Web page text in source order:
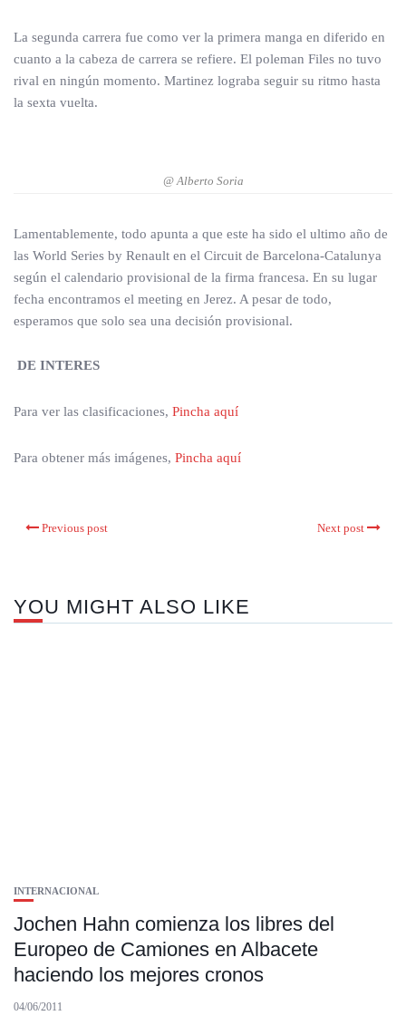
La segunda carrera fue como ver la primera manga en diferido en
cuanto a la cabeza de carrera se refiere. El poleman Files no tuvo
rival en ningún momento. Martinez lograba seguir su ritmo hasta
la sexta vuelta.
@ Alberto Soria
Lamentablemente, todo apunta a que este ha sido el ultimo año de
las World Series by Renault en el Circuit de Barcelona-Catalunya
según el calendario provisional de la firma francesa. En su lugar
fecha encontramos el meeting en Jerez. A pesar de todo,
esperamos que solo sea una decisión provisional.
DE INTERES
Para ver las clasificaciones, Pincha aquí
Para obtener más imágenes, Pincha aquí
Previous post Next post
YOU MIGHT ALSO LIKE
INTERNACIONAL
Jochen Hahn comienza los libres del
Europeo de Camiones en Albacete
haciendo los mejores cronos
04/06/2011